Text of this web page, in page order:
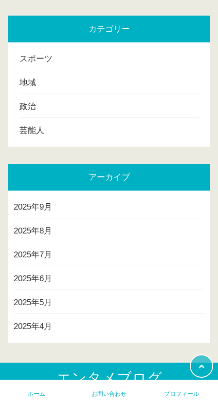
カテゴリー
スポーツ
地域
政治
芸能人
アーカイブ
2025年9月
2025年8月
2025年7月
2025年6月
2025年5月
2025年4月
エンタメブログ
プライバシーポリシー プロフィール お問い合わせ
ホーム お問い合わせ プロフィール